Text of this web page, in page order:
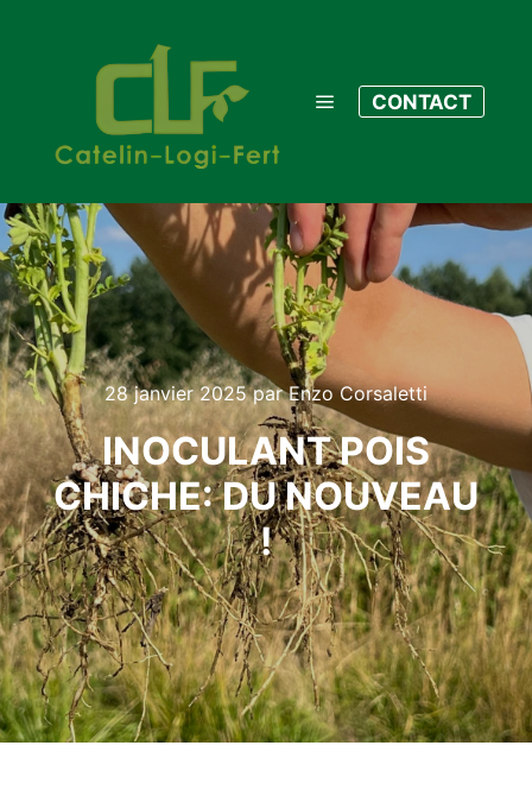
CONTACT
28 janvier 2025parEnzo Corsaletti
INOCULANT POIS
CHICHE: DU NOUVEAU
!